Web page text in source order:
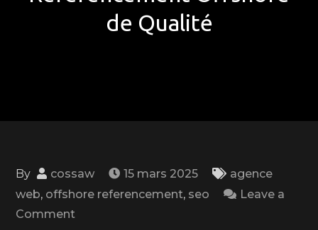
de Qualité
By cossaw 15 mars 2025
agence
web, offshore referencement, seo
Leave a
Commenton